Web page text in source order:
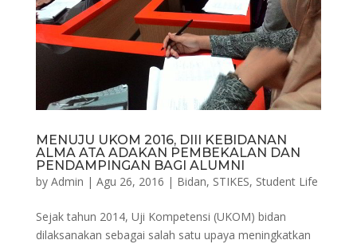
MENUJU UKOM 2016, DIII KEBIDANAN
ALMA ATA ADAKAN PEMBEKALAN DAN
PENDAMPINGAN BAGI ALUMNI
by Admin | Agu 26, 2016 | Bidan, STIKES, Student Life
Sejak tahun 2014, Uji Kompetensi (UKOM) bidan
dilaksanakan sebagai salah satu upaya meningkatkan